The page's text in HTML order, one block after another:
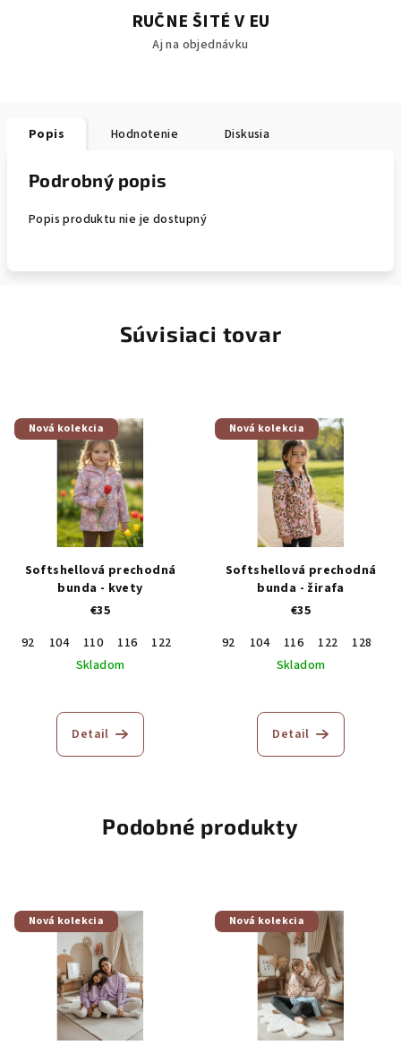
RUČNE ŠITÉ V EU
Aj na objednávku
Popis Hodnotenie Diskusia
Podrobný popis
Popis produktu nie je dostupný
Súvisiaci tovar
Nová kolekcia
Softshellová prechodná
bunda - kvety
€35
92
104 110 116 122
Skladom
Detail
Nová kolekcia
Softshellová prechodná
bunda - žirafa
€35
92
104 116 122
128
Skladom
Detail
Podobné produkty
Nová kolekcia Nová kolekcia